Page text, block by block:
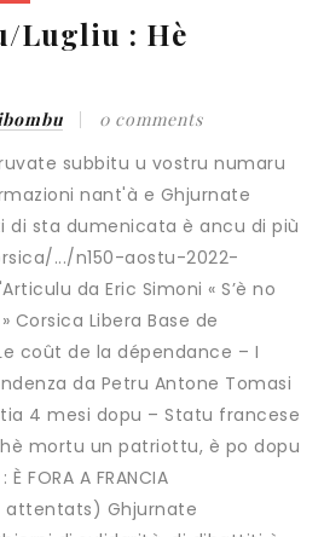
Lugliu : Hè
0 comments
subbitu u vostru numaru
nant'à e Ghjurnate
di sta dumenicata è ancu di più
.../n150-aostu-2022-
da Eric Simoni « S’è no
Corsica Libera Base de
coût de la dépendance – I
da Petru Antone Tomasi
4 mesi dopu – Statu francese
mortu un patriottu, è po dopu
FORA A FRANCIA
attentats) Ghjurnate